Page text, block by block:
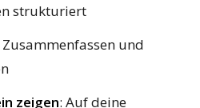
strukturiert
Zusammenfassen und
zeigen: Auf deine